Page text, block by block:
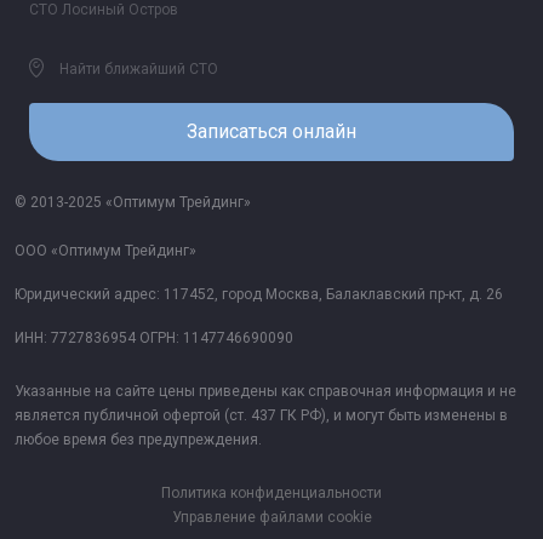
СТО Лосиный Остров
Найти ближайший СТО
Записаться онлайн
© 2013-2025 «Оптимум Трейдинг»
ООО «Оптимум Трейдинг»
Юридический адрес: 117452, город Москва, Балаклавский пр-кт, д. 26
ИНН: 7727836954 ОГРН: 1147746690090
Указанные на сайте цены приведены как справочная информация и не
является публичной офертой (ст. 437 ГК РФ), и могут быть изменены в
любое время без предупреждения.
Политика конфиденциальности
Управление файлами cookie